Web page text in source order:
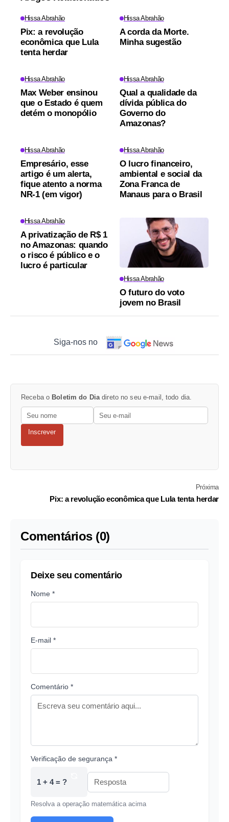
Hissa Abrahão
Pix: a revolução
econômica que Lula
tenta herdar
Hissa Abrahão
A corda da Morte.
Minha sugestão
Hissa Abrahão
Max Weber ensinou
que o Estado é quem
detém o monopólio
Hissa Abrahão
Qual a qualidade da
dívida pública do
Governo do
Amazonas?
Hissa Abrahão
Empresário, esse
artigo é um alerta,
fique atento a norma
NR-1 (em vigor)
Hissa Abrahão
O lucro financeiro,
ambiental e social da
Zona Franca de
Manaus para o Brasil
Hissa Abrahão
A privatização de R$ 1
no Amazonas: quando
o risco é público e o
lucro é particular
Hissa Abrahão
O futuro do voto
jovem no Brasil
Siga-nos no
Receba o Boletim do Dia direto no seu e-mail, todo dia.
Inscrever
Próxima
Pix: a revolução econômica que Lula tenta herdar
Comentários (0)
Deixe seu comentário
Nome *
E-mail *
Comentário *
Verificação de segurança *
1 + 4 = ?
Resolva a operação matemática acima